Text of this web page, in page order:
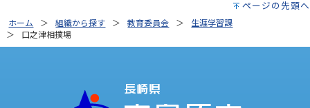
ページの先頭へ
ホーム 組織から探す 教育委員会
生涯学習課
口之津相撲場